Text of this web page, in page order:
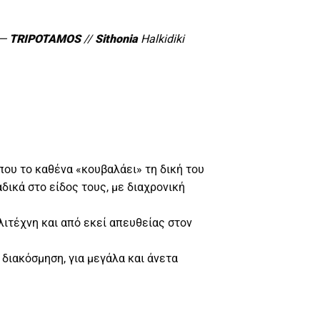
TRIPOTAMOS//SithoniaHalkidiki
το καθένα «κουβαλάει» τη δική του
στο είδος τους, με διαχρονική
και από εκεί απευθείας στον
διακόσμηση, για μεγάλα και άνετα